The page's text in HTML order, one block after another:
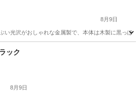
8月9日
い光沢がおしゃれな金属製で、本体は木製に黒っぽ
ア雑貨/小物
ック
8月9日